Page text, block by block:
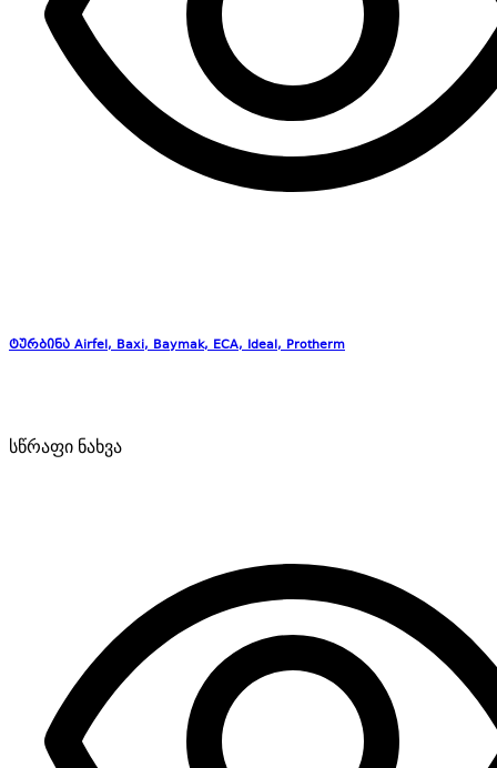
ტურბინა Airfel, Baxi, Baymak, ECA, Ideal, Protherm
სწრაფი ნახვა